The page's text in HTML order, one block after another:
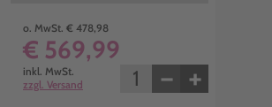
o. MwSt. € 478,98
€ 569,99
inkl. MwSt.
zzgl. Versand
− +